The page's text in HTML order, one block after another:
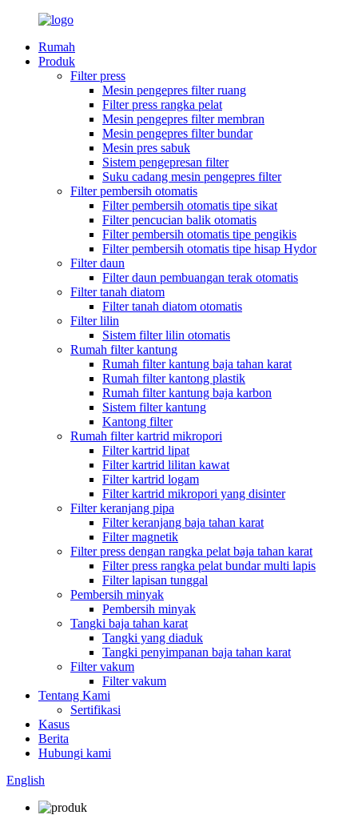
Rumah
Produk
Filter press
Mesin pengepres filter ruang
Filter press rangka pelat
Mesin pengepres filter membran
Mesin pengepres filter bundar
Mesin pres sabuk
Sistem pengepresan filter
Suku cadang mesin pengepres filter
Filter pembersih otomatis
Filter pembersih otomatis tipe sikat
Filter pencucian balik otomatis
Filter pembersih otomatis tipe pengikis
Filter pembersih otomatis tipe hisap Hydor
Filter daun
Filter daun pembuangan terak otomatis
Filter tanah diatom
Filter tanah diatom otomatis
Filter lilin
Sistem filter lilin otomatis
Rumah filter kantung
Rumah filter kantung baja tahan karat
Rumah filter kantong plastik
Rumah filter kantung baja karbon
Sistem filter kantung
Kantong filter
Rumah filter kartrid mikropori
Filter kartrid lipat
Filter kartrid lilitan kawat
Filter kartrid logam
Filter kartrid mikropori yang disinter
Filter keranjang pipa
Filter keranjang baja tahan karat
Filter magnetik
Filter press dengan rangka pelat baja tahan karat
Filter press rangka pelat bundar multi lapis
Filter lapisan tunggal
Pembersih minyak
Pembersih minyak
Tangki baja tahan karat
Tangki yang diaduk
Tangki penyimpanan baja tahan karat
Filter vakum
Filter vakum
Tentang Kami
Sertifikasi
Kasus
Berita
Hubungi kami
English